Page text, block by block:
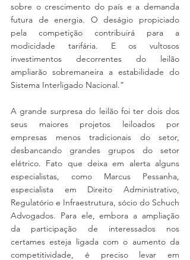
sobre o crescimento do país e a demanda
futura de energia. O deságio propiciado
pela competição contribuirá para a
modicidade tarifária. E os vultosos
investimentos decorrentes do leilão
ampliarão sobremaneira a estabilidade do
Sistema Interligado Nacional.”
A grande surpresa do leilão foi ter dois dos
seus maiores projetos leiloados por
empresas menos tradicionais do setor,
desbancando grandes grupos do setor
elétrico. Fato que deixa em alerta alguns
especialistas, como Marcus Pessanha,
especialista em Direito Administrativo,
Regulatório e Infraestrutura, sócio do Schuch
Advogados. Para ele, embora a ampliação
da participação de interessados nos
certames esteja ligada com o aumento da
competitividade, é preciso levar em